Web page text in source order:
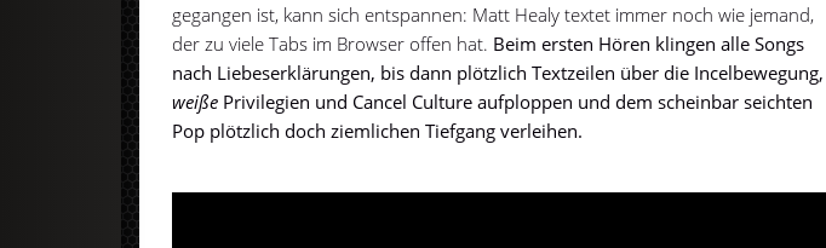
gegangen ist, kann sich entspannen: Matt Healy textet immer noch wie jemand,
der zu viele Tabs im Browser offen hat. Beim ersten Hören klingen alle Songs
nach Liebeserklärungen, bis dann plötzlich Textzeilen über die Incelbewegung,
weiße Privilegien und Cancel Culture aufploppen und dem scheinbar seichten
Pop plötzlich doch ziemlichen Tiefgang verleihen.